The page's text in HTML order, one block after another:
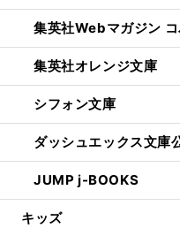
集英社Webマガジン コ
集英社オレンジ文庫
シフォン文庫
ダッシュエックス文庫
JUMP j-BOOKS
キッズ